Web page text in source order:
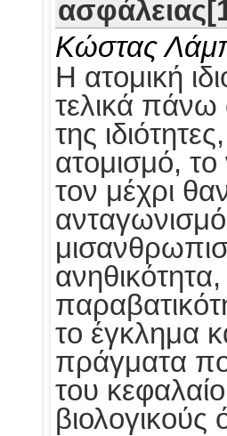
Κώστας
Η ατομική
τελικά πάνω
της
ατομισμό,
τον μέχρι
ανηθικότητα,
το έγκλημα
πράγματα
του
βιολογικούς